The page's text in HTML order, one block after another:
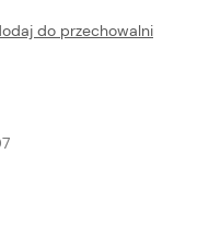
do przechowalni